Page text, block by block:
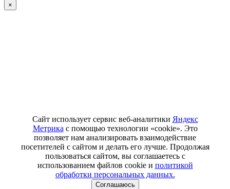
×
Сайт использует сервис веб-аналитики Яндекс
Метрика с помощью технологии «cookie». Это
позволяет нам анализировать взаимодействие
посетителей с сайтом и делать его лучше. Продолжая
пользоваться сайтом, вы соглашаетесь с
использованием файлов cookie и политикой
обработки персональных данных.
Соглашаюсь